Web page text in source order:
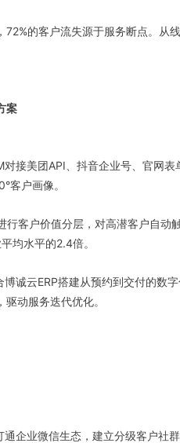
72%的客户流失源于服务断点。
案
对接美团API、抖音企业号、官网
客户画像。
行客户价值分层，对高潜客户自
均水平的2.4倍。
博诚云ERP搭建从预约到交付的
动服务迭代优化。
通企业微信生态，建立分级客户